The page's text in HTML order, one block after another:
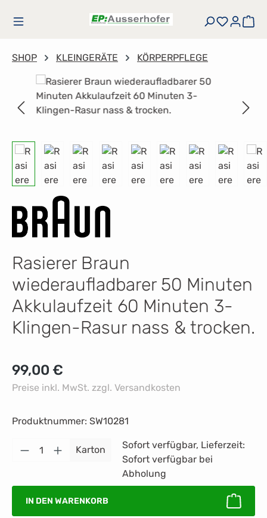
Zum Hauptinhalt springen
Du hast
SHOP KLEINGERÄTE KÖRPERPFLEGE
Bildergalerie überspringen
Rasierer Braun
wiederaufladbarer 50 Minuten
Akkulaufzeit 60 Minuten 3-
Klingen-Rasur nass & trocken.
Regulärer Preis:
99,00 €
Preise inkl. MwSt. zzgl. Versandkosten
Produktnummer: SW10281
Produkt Anzahl: Gib den gewünschten
Karton
Sofort verfügbar, Lieferzeit:
Sofort verfügbar bei
Abholung
IN DEN WARENKORB